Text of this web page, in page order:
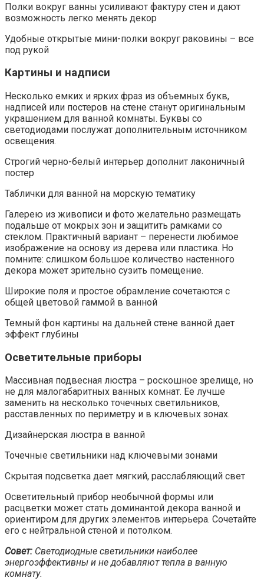
Полки вокруг ванны усиливают фактуру стен и дают
возможность легко менять декор
Удобные открытые мини-полки вокруг раковины – все
под рукой
Картины и надписи
Несколько емких и ярких фраз из объемных букв,
надписей или постеров на стене станут оригинальным
украшением для ванной комнаты. Буквы со
светодиодами послужат дополнительным источником
освещения.
Строгий черно-белый интерьер дополнит лаконичный
постер
Таблички для ванной на морскую тематику
Галерею из живописи и фото желательно размещать
подальше от мокрых зон и защитить рамками со
стеклом. Практичный вариант – перенести любимое
изображение на основу из дерева или пластика. Но
помните: слишком большое количество настенного
декора может зрительно сузить помещение.
Широкие поля и простое обрамление сочетаются с
общей цветовой гаммой в ванной
Темный фон картины на дальней стене ванной дает
эффект глубины
Осветительные приборы
Массивная подвесная люстра – роскошное зрелище, но
не для малогабаритных ванных комнат. Ее лучше
заменить на несколько точечных светильников,
расставленных по периметру и в ключевых зонах.
Дизайнерская люстра в ванной
Точечные светильники над ключевыми зонами
Скрытая подсветка дает мягкий, расслабляющий свет
Осветительный прибор необычной формы или
расцветки может стать доминантой декора ванной и
ориентиром для других элементов интерьера. Сочетайте
его с нейтральной стеной и потолком.
Совет: Светодиодные светильники наиболее
энергоэффективны и не добавляют тепла в ванную
комнату.